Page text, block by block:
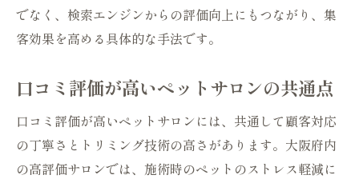
でなく、検索エンジンからの評価向上にもつながり、集
客効果を高める具体的な手法です。
口コミ評価が高いペットサロンの共通点
口コミ評価が高いペットサロンには、共通して顧客対応
の丁寧さとトリミング技術の高さがあります。大阪府内
の高評価サロンでは、施術時のペットのストレス軽減に